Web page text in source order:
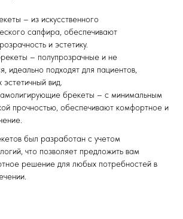
– из искусственного
сапфира, обеспечивают
и эстетику.
– полупрозрачные и не
идеально подходят для пациентов,
вид.
брекеты – с минимальным
прочностью, обеспечивают комфортное и
был разработан с учетом
что позволяет предложить вам
решение для любых потребностей в